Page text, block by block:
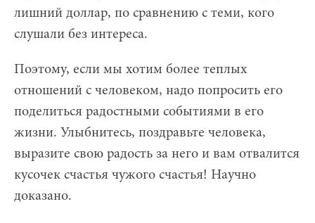
лишний доллар, по сравнению с теми, кого
слушали без интереса.
Поэтому, если мы хотим более теплых
отношений с человеком, надо попросить его
поделиться радостными событиями в его
жизни. Улыбнитесь, поздравьте человека,
выразите свою радость за него и вам отвалится
кусочек счастья чужого счастья! Научно
доказано.